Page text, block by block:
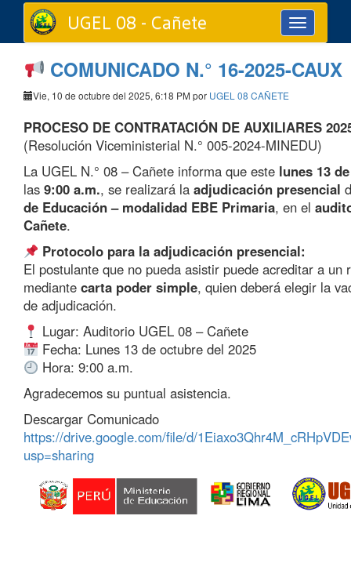
Toggle
navigation
UGEL 08 - Cañete
COMUNICADO N.° 16-2025-CAUX
Vie, 10 de octubre del 2025, 6:18 PM por UGEL 08 CAÑETE
PROCESO DE CONTRATACIÓN DE AUXILIARES
(Resolución Viceministerial N.° 005-2024-MINEDU)
La UGEL N.° 08 – Cañete informa que este lunes 13
las 9:00 a.m., se realizará la adjudicación presencial
de Educación – modalidad EBE Primaria, en el
Cañete.
Protocolo para la adjudicación presencial:
El postulante que no pueda asistir puede acreditar a un
mediante carta poder simple, quien deberá elegir la
de adjudicación.
Lugar: Auditorio UGEL 08 – Cañete
Fecha: Lunes 13 de octubre del 2025
Hora: 9:00 a.m.
Agradecemos su puntual asistencia.
Descargar Comunicado
https://drive.google.com/file/d/
usp=sharing